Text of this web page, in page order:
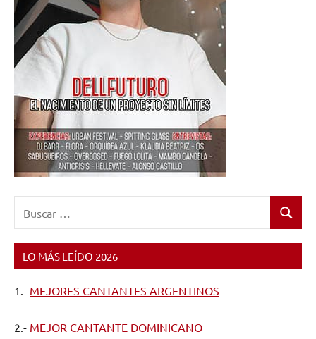
Buscar
LO MÁS LEÍDO 2026
1.- MEJORES CANTANTES ARGENTINOS
2.- MEJOR CANTANTE DOMINICANO